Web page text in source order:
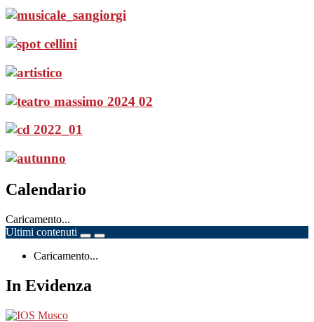
Calendario
Caricamento...
Ultimi contenuti
Caricamento...
In Evidenza